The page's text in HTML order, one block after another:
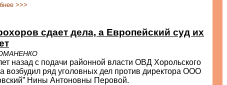
>>>
сдает дела, а Европейский суд их
назад с подачи районной власти ОВД Хорольского
возбудил ряд уголовных дел против директора ООО
Нины Антоновны Перовой.